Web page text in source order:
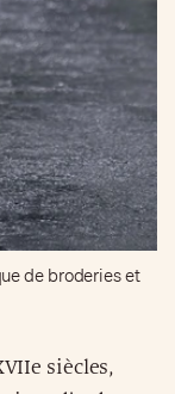
de broderies et
siècles,